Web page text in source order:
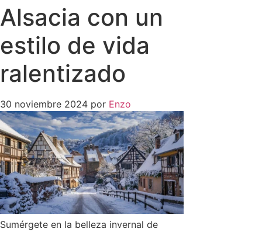
Alsacia con un
estilo de vida
ralentizado
30 noviembre 2024 por Enzo
Sumérgete en la belleza invernal de